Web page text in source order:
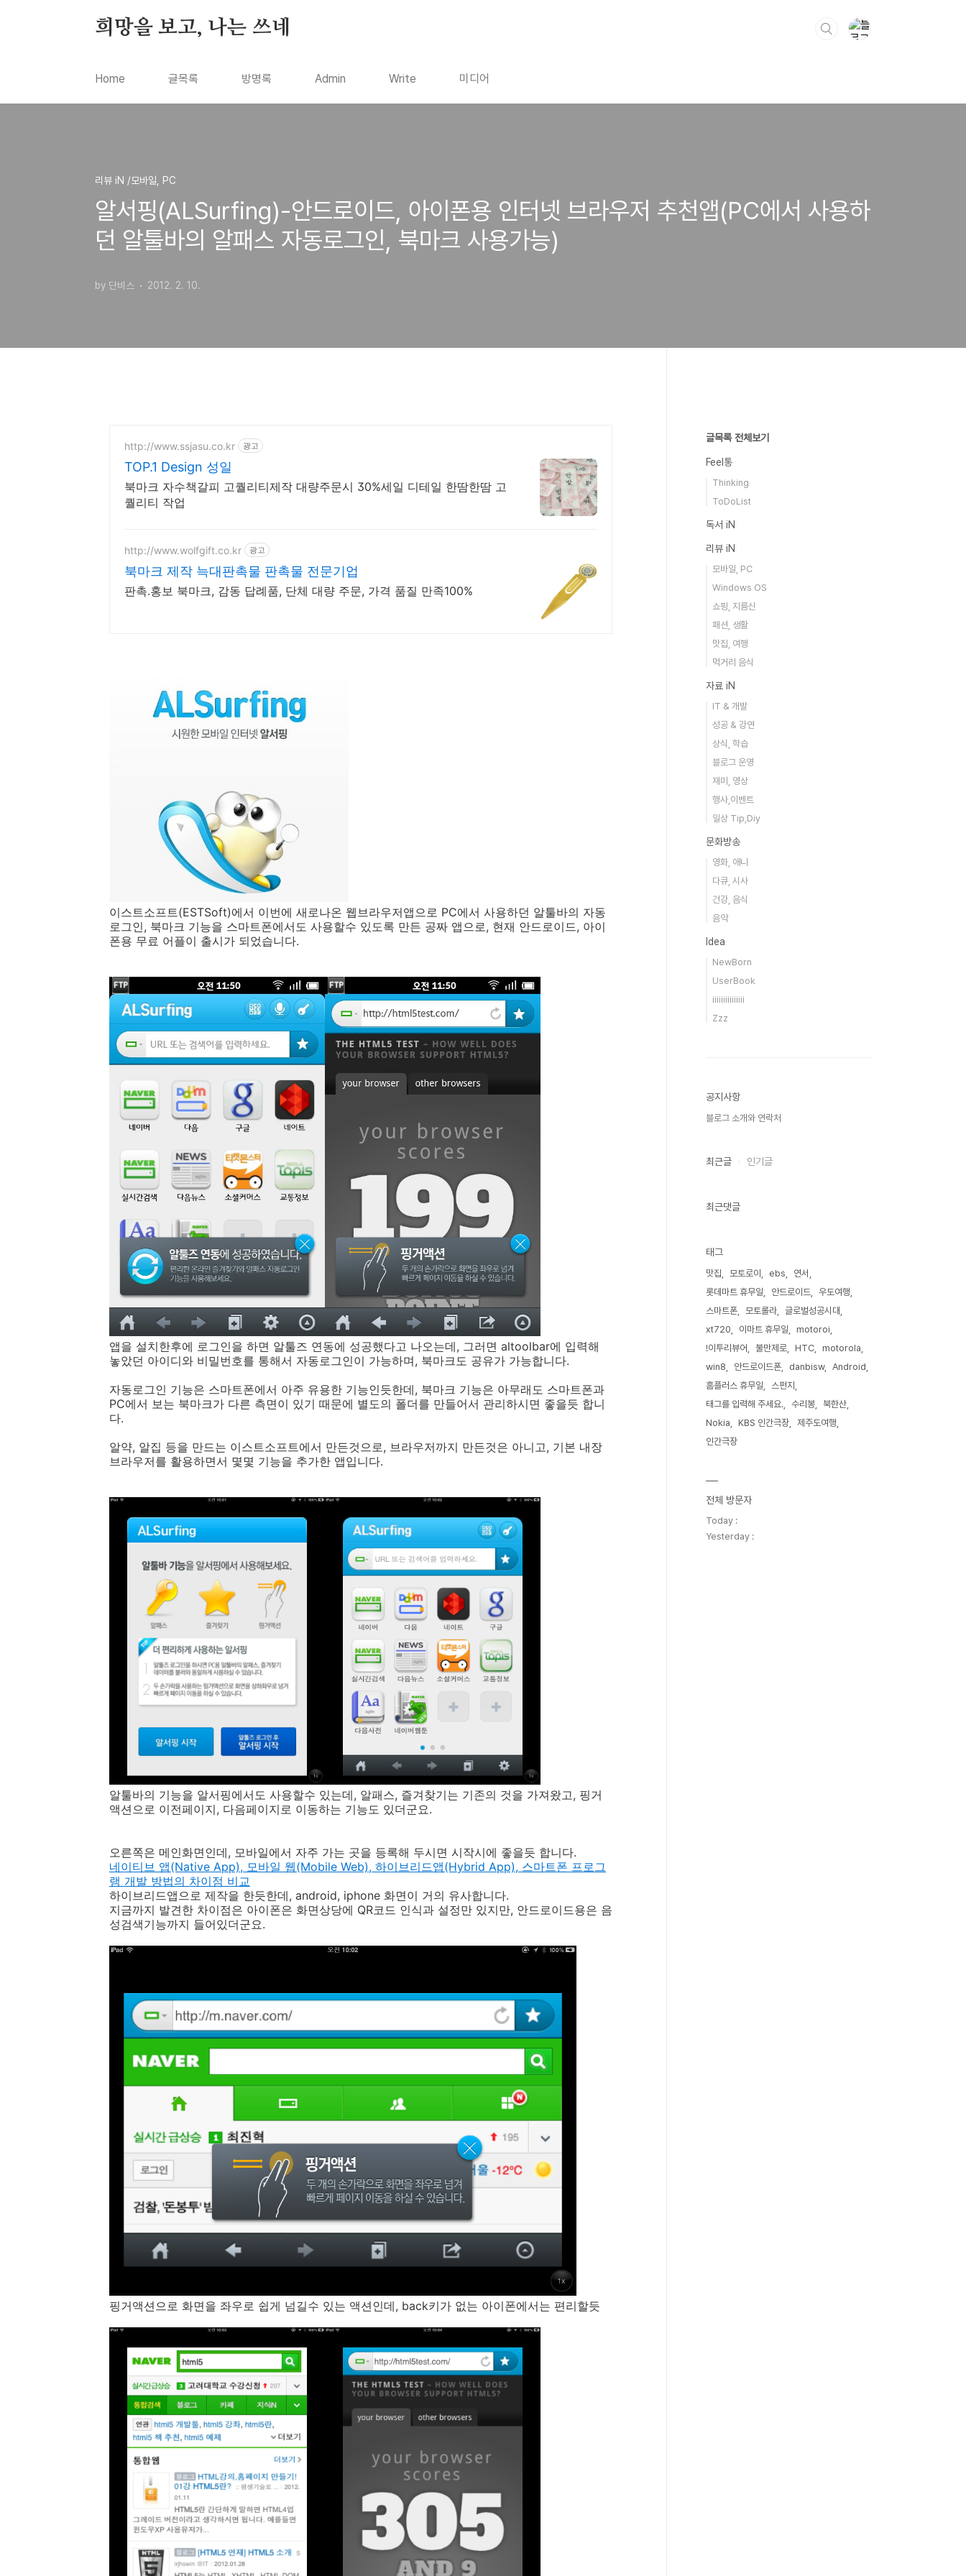
희망을 보고, 나는 쓰네
Home 글목록 방명록 Admin Write 미디어
리뷰 iN /모바일, PC
알서핑(ALSurfing)-안드로이드, 아이폰용 인터넷 브라우저 추천앱(PC에서 사용하
던 알툴바의 알패스 자동로그인, 북마크 사용가능)
by 단비스 2012. 2. 10.
http://www.ssjasu.co.kr 광고
TOP.1 Design 성일
북마크 자수책갈피 고퀄리티제작 대량주문시 30%세일 디테일 한땀한땀 고
퀄리티 작업
http://www.wolfgift.co.kr 광고
북마크 제작 늑대판촉물 판촉물 전문기업
판촉.홍보 북마크, 감동 답례품, 단체 대량 주문, 가격 품질 만족100%
이스트소프트(ESTSoft)에서 이번에 새로나온 웹브라우저앱으로 PC에서 사용하던 알툴바의 자동
로그인, 북마크 기능을 스마트폰에서도 사용할수 있도록 만든 공짜 앱으로, 현재 안드로이드, 아이
폰용 무료 어플이 출시가 되었습니다.
앱을 설치한후에 로그인을 하면 알툴즈 연동에 성공했다고 나오는데, 그러면 altoolbar에 입력해
놓았던 아이디와 비밀번호를 통해서 자동로그인이 가능하며, 북마크도 공유가 가능합니다.
자동로그인 기능은 스마트폰에서 아주 유용한 기능인듯한데, 북마크 기능은 아무래도 스마트폰과
PC에서 보는 북마크가 다른 측면이 있기 때문에 별도의 폴더를 만들어서 관리하시면 좋을듯 합니
다.
알약, 알집 등을 만드는 이스트소프트에서 만든것으로, 브라우저까지 만든것은 아니고, 기본 내장
브라우저를 활용하면서 몇몇 기능을 추가한 앱입니다.
알툴바의 기능을 알서핑에서도 사용할수 있는데, 알패스, 즐겨찾기는 기존의 것을 가져왔고, 핑거
액션으로 이전페이지, 다음페이지로 이동하는 기능도 있더군요.
오른쪽은 메인화면인데, 모바일에서 자주 가는 곳을 등록해 두시면 시작시에 좋을듯 합니다.
네이티브 앱(Native App), 모바일 웹(Mobile Web), 하이브리드앱(Hybrid App), 스마트폰 프로그
램 개발 방법의 차이점 비교
하이브리드앱으로 제작을 한듯한데, android, iphone 화면이 거의 유사합니다.
지금까지 발견한 차이점은 아이폰은 화면상당에 QR코드 인식과 설정만 있지만, 안드로이드용은 음
성검색기능까지 들어있더군요.
핑거액션으로 화면을 좌우로 쉽게 넘길수 있는 액션인데, back키가 없는 아이폰에서는 편리할듯
글목록 전체보기
Feel통
Thinking
ToDoList
독서 iN
리뷰 iN
모바일, PC
Windows OS
쇼핑, 지름신
패션, 생활
맛집, 여행
먹거리 음식
자료 iN
IT & 개발
성공 & 강연
상식, 학습
블로그 운영
재미, 영상
행사,이벤트
일상 Tip,Diy
문화방송
영화, 애니
다큐, 시사
건강, 음식
음악
Idea
NewBorn
UserBook
iiiiiiiiiiiiiii
Zzz
공지사항
블로그 소개와 연락처
최근글 인기글
최근댓글
태그
맛집 모토로이 ebs
연서
롯데마트 휴무일
안드로이드
우도여행
스마트폰
모토롤라
글로벌성공시대
xt720
이마트 휴무일
motoroi
!이투리뷰어
불만제로 HTC
motorola
win8
안드로이드폰 danbisw
Android
홈플러스 휴무일
스펀지
태그를 입력해 주세요.
수리봉
북한산
Nokia
KBS 인간극장
제주도여행
인간극장
전체 방문자
Today :
Yesterday :